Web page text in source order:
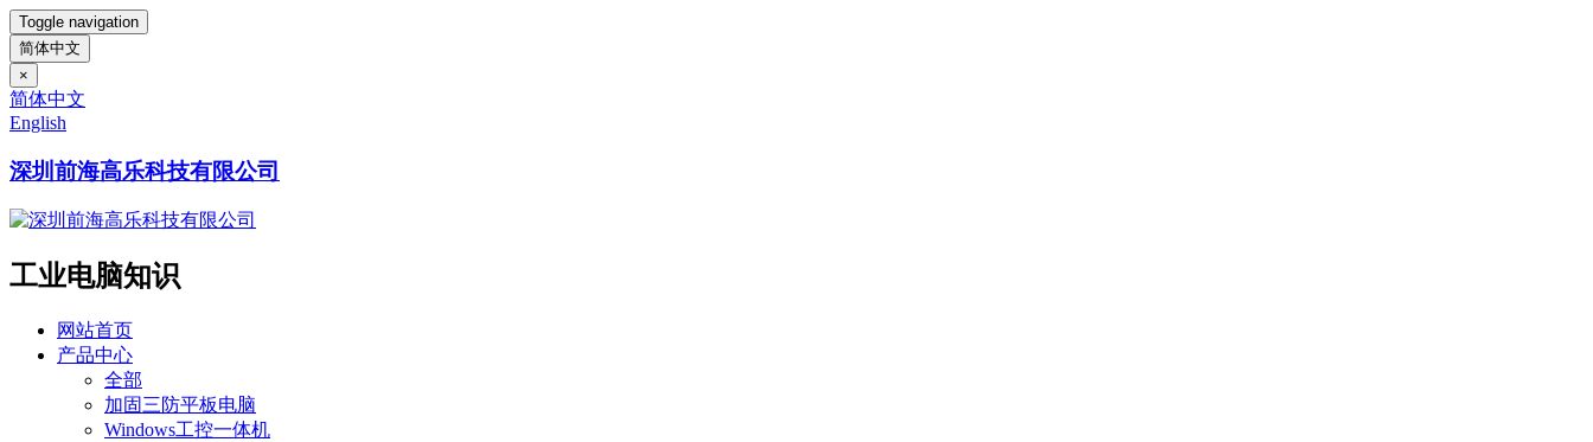
Toggle navigation
简体中文
×
简体中文
English
深圳前海高乐科技有限公司
工业电脑知识
网站首页
产品中心
全部
加固三防平板电脑
Windows工控一体机